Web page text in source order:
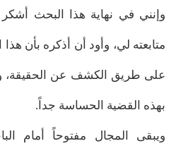
وإنني في نهاية هذا البحث
متابعته لي، وأود أن أذكره بأن
على طريق الكشف عن
بهذه القضية الحساسة جداً.
ويبقى المجال مفتوحاً أمام